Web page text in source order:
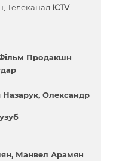
Телеканал ICTV
Продакшн
Назарук Олександр
Манвел Арамян